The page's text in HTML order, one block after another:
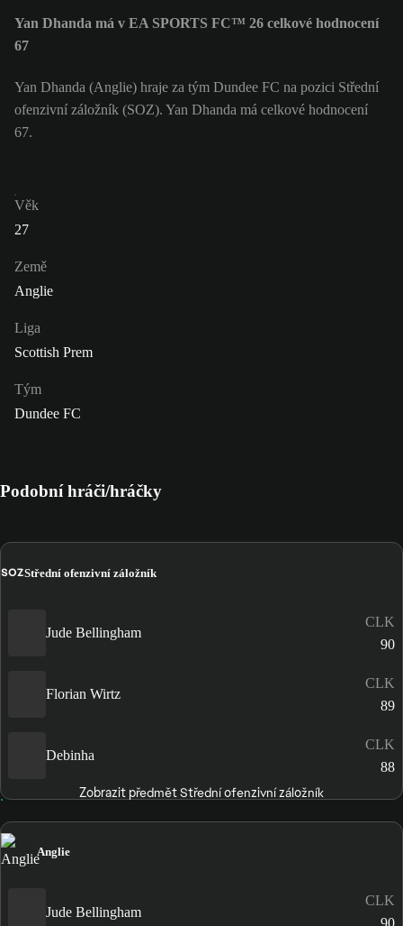
Yan Dhanda má v EA SPORTS FC™ 26 celkové hodnocení
67
Yan Dhanda (Anglie) hraje za tým Dundee FC na pozici Střední
ofenzivní záložník (SOZ). Yan Dhanda má celkové hodnocení
67.
Věk
27
Země
Anglie
Liga
Scottish Prem
Tým
Dundee FC
Podobní hráči/hráčky
SOZStřední ofenzivní záložník
Jude Bellingham
CLK
90
Florian Wirtz
CLK
89
Debinha
CLK
88
Zobrazit předmět Střední ofenzivní záložník
Anglie
Jude Bellingham
CLK